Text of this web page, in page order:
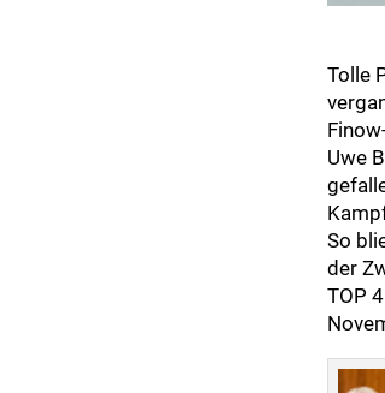
Tolle
Uwe
So
der
TOP